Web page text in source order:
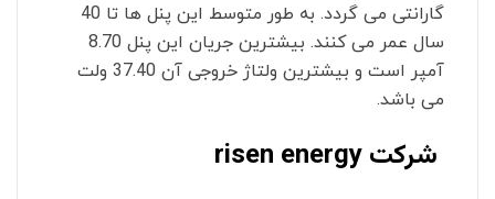
گارانتی می گردد. به طور متوسط این پنل ها تا 40
سال عمر می کنند. بیشترین جریان این پنل 8.70
آمپر است و بیشترین ولتاژ خروجی آن 37.40 ولت
می باشد.
شرکت risen energy